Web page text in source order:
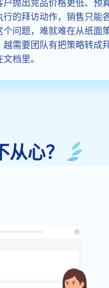
的拜访动作，销售只能
个问题，难就难在从纸面
需要团队有把策略转成
档里。
心？